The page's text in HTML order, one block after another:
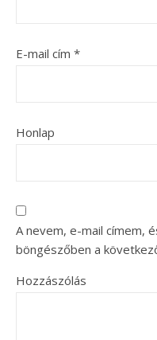
E-mail cím *
Honlap
A nevem, e-mail címem,
böngészőben a
Hozzászólás